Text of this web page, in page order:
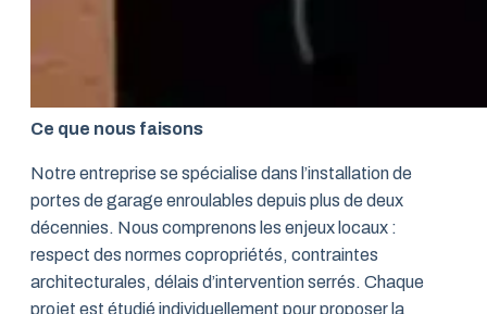
Ce que nous faisons
Notre entreprise se spécialise dans l’installation de
portes de garage enroulables depuis plus de deux
décennies. Nous comprenons les enjeux locaux :
respect des normes copropriétés, contraintes
architecturales, délais d’intervention serrés. Chaque
projet est étudié individuellement pour proposer la